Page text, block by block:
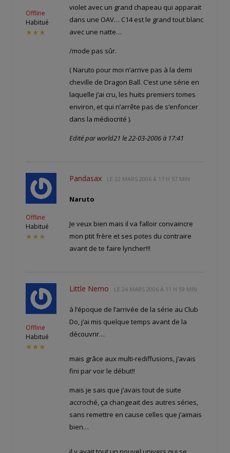
Offline
Habitué
★★★
violet avec un grand chapeau qui apparait
dans une OAV… C14 est le grand tout blanc
avec une natte…
/mode pas sûr.
( Naruto pour moi n’arrive pas à la demi
cheville de Dragon Ball. C’est une série en
laquelle j’ai cru, les huits premiers tomes
environ, et qui n’arrête pas de s’enfoncer
dans la médiocrité ).
Edité par world21 le 22-03-2006 à 17:41
Offline
Habitué
★★★
Pandasax LE 22 MARS 2006 À 17 H 57 MIN
Naruto
Je veux bien mais il va falloir convaincre
mon ptit frère et ses potes du contraire
avant de te faire lyncher!!!
Offline
Habitué
★★★
Little Nemo LE 24 MARS 2006 À 11 H 59 MIN
à l’époque de l’arrivée de la série au Club
Do, j’ai mis quelque temps avant de la
découvrir…
mais grâce aux multi-rediffusions, j’avais
fini par voir le début!!
mais je sais que j’avais tout de suite
accroché, ça changeait des autres séries,
sans remettre en cause celles que j’aimais
bien…